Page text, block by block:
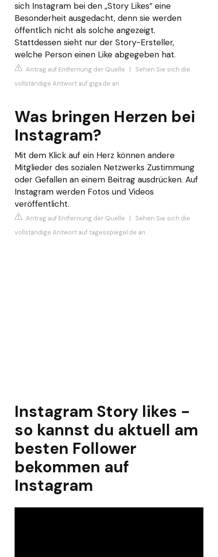
sich Instagram bei den „Story Likes“ eine
Besonderheit ausgedacht, denn sie werden
öffentlich nicht als solche angezeigt.
Stattdessen sieht nur der Story-Ersteller,
welche Person einen Like abgegeben hat.
Antrag auf Entfernung der Quelle | Sehen Sie sich die
vollständige Antwort auf giga.de an
Was bringen Herzen bei
Instagram?
Mit dem Klick auf ein Herz können andere
Mitglieder des sozialen Netzwerks Zustimmung
oder Gefallen an einem Beitrag ausdrücken. Auf
Instagram werden Fotos und Videos
veröffentlicht.
Antrag auf Entfernung der Quelle | Sehen Sie sich die
vollständige Antwort auf tagesspiegel.de an
Instagram Story likes -
so kannst du aktuell am
besten Follower
bekommen auf
Instagram